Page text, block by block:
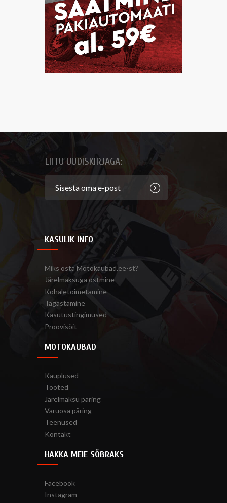
LIITU UUDISKIRJAGA:
KASULIK INFO
Miks osta Motokaubad.ee-st?
Järelmaksuga ostmine
Kohaletoimetamine
Tagastamine
Kasutustingimused
Proovisõit
MOTOKAUBAD
Kauplused
Tooted
Järelmaksu päring
Varuosa päring
Teenused
Kontakt
HAKKA MEIE SÕBRAKS
Facebook
Instagram